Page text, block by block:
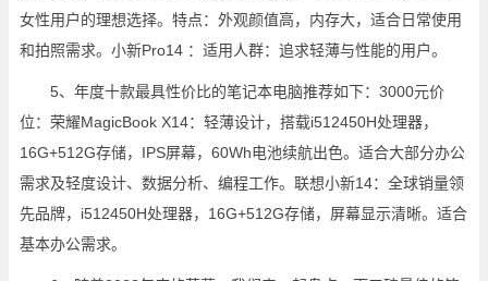
女性用户的理想选择。特点：外观颜值高，内存大，适合日常使用
和拍照需求。小新Pro14 ：适用人群：追求轻薄与性能的用户。
5、年度十款最具性价比的笔记本电脑推荐如下：3000元价
位：荣耀MagicBook X14：轻薄设计，搭载i512450H处理器，
16G+512G存储，IPS屏幕，60Wh电池续航出色。适合大部分办公
需求及轻度设计、数据分析、编程工作。联想小新14：全球销量领
先品牌，i512450H处理器，16G+512G存储，屏幕显示清晰。适合
基本办公需求。